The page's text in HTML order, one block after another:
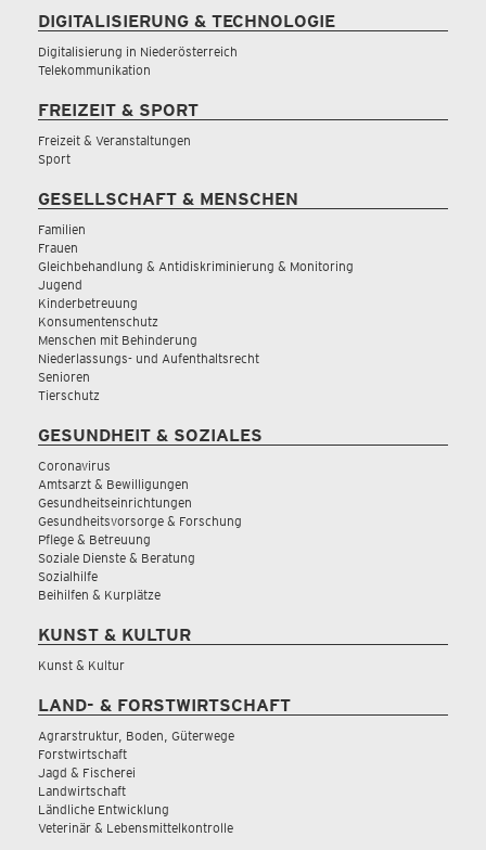
DIGITALISIERUNG & TECHNOLOGIE
Digitalisierung in Niederösterreich
Telekommunikation
FREIZEIT & SPORT
Freizeit & Veranstaltungen
Sport
GESELLSCHAFT & MENSCHEN
Familien
Frauen
Gleichbehandlung & Antidiskriminierung & Monitoring
Jugend
Kinderbetreuung
Konsumentenschutz
Menschen mit Behinderung
Niederlassungs- und Aufenthaltsrecht
Senioren
Tierschutz
GESUNDHEIT & SOZIALES
Coronavirus
Amtsarzt & Bewilligungen
Gesundheitseinrichtungen
Gesundheitsvorsorge & Forschung
Pflege & Betreuung
Soziale Dienste & Beratung
Sozialhilfe
Beihilfen & Kurplätze
KUNST & KULTUR
Kunst & Kultur
LAND- & FORSTWIRTSCHAFT
Agrarstruktur, Boden, Güterwege
Forstwirtschaft
Jagd & Fischerei
Landwirtschaft
Ländliche Entwicklung
Veterinär & Lebensmittelkontrolle